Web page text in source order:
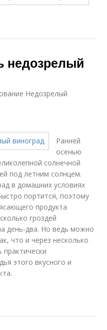
недозрелый
Недозрелый
Ранней
осенью
солнечной
под летним солнцем.
в домашних условиях
портится, поэтому
продукта
гроздей
день-два. Но ведь можно
что и через несколько
практически
этого вкусного и